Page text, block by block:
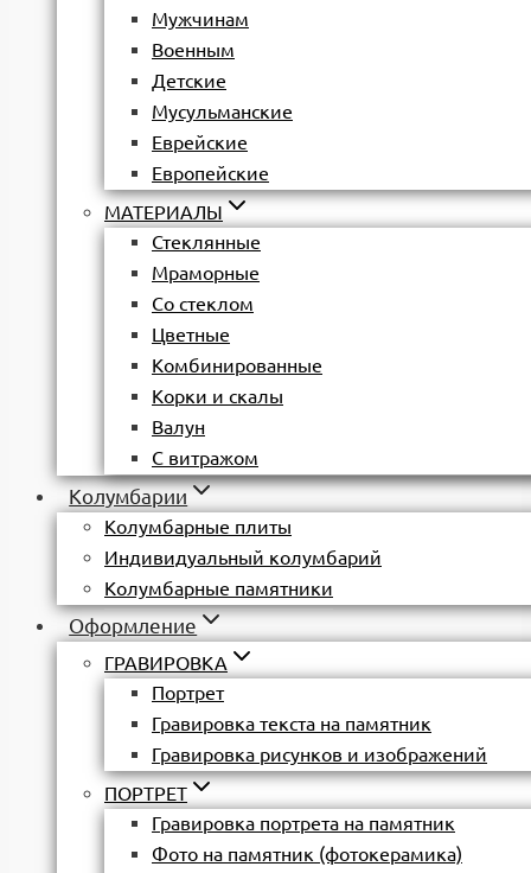
Мужчинам
Военным
Детские
Мусульманские
Еврейские
Европейские
МАТЕРИАЛЫ
Стеклянные
Мраморные
Со стеклом
Цветные
Комбинированные
Корки и скалы
Валун
С витражом
Колумбарии
Колумбарные плиты
Индивидуальный колумбарий
Колумбарные памятники
Оформление
ГРАВИРОВКА
Портрет
Гравировка текста на памятник
Гравировка рисунков и изображений
ПОРТРЕТ
Гравировка портрета на памятник
Фото на памятник (фотокерамика)